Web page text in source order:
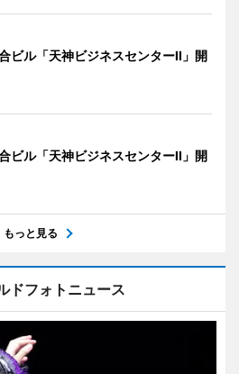
ビル「天神ビジネスセンターII」開
ビル「天神ビジネスセンターII」開
もっと見る
ドフォトニュース